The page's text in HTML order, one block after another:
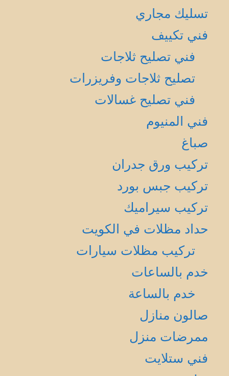
تسليك مجاري
فني تكييف
فني تصليح ثلاجات
تصليح ثلاجات وفريزرات
فني تصليح غسالات
فني المنيوم
صباغ
تركيب ورق جدران
تركيب جبس بورد
تركيب سيراميك
حداد مظلات في الكويت
تركيب مظلات سيارات
خدم بالساعات
خدم بالساعة
صالون منازل
ممرضات منزل
فني ستلايت